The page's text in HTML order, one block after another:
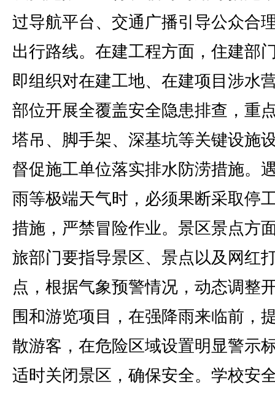
过导航平台、交通广播引导公众合
出行路线。在建工程方面，住建部
即组织对在建工地、在建项目涉水
部位开展全覆盖安全隐患排查，重
塔吊、脚手架、深基坑等关键设施
督促施工单位落实排水防涝措施。
雨等极端天气时，必须果断采取停
措施，严禁冒险作业。景区景点方
旅部门要指导景区、景点以及网红
点，根据气象预警情况，动态调整
围和游览项目，在强降雨来临前，
散游客，在危险区域设置明显警示
适时关闭景区，确保安全。学校安